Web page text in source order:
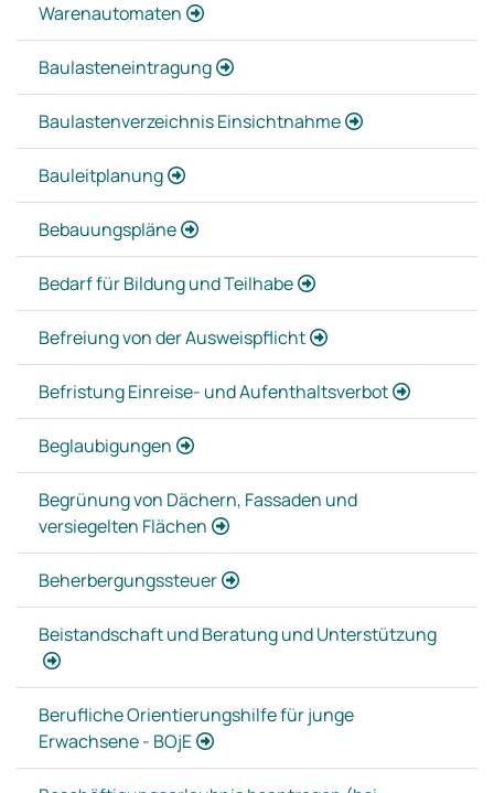
Warenautomaten
Baulasteneintragung
Baulastenverzeichnis Einsichtnahme
Bauleitplanung
Bebauungspläne
Bedarf für Bildung und Teilhabe
Befreiung von der Ausweispflicht
Befristung Einreise- und Aufenthaltsverbot
Beglaubigungen
Begrünung von Dächern, Fassaden und
versiegelten Flächen
Beherbergungssteuer
Beistandschaft und Beratung und Unterstützung
Berufliche Orientierungshilfe für junge
Erwachsene - BOjE